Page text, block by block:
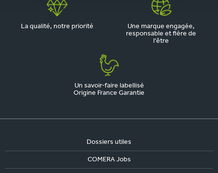
La qualité, notre priorité
Une marque engagée,
responsable et fière de
l'être
Un savoir-faire labellisé
Origine France Garantie
Dossiers utiles
COMERA Jobs